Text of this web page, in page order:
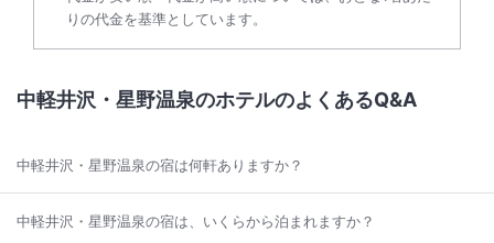
りの代金を基準としています。
中軽井沢・星野温泉のホテルのよくあるQ&A
中軽井沢・星野温泉の宿は何軒ありますか？
中軽井沢・星野温泉の宿は、いくらから泊まれますか？